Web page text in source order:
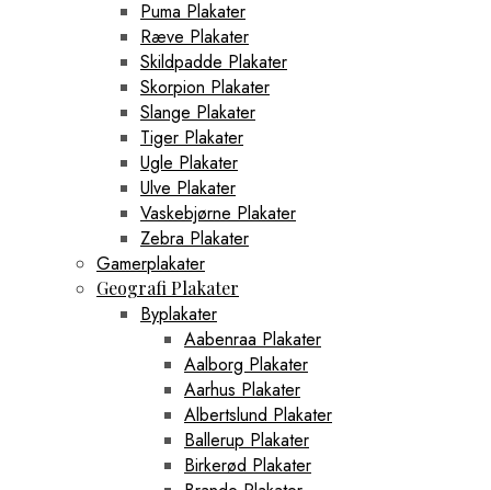
Puma Plakater
Ræve Plakater
Skildpadde Plakater
Skorpion Plakater
Slange Plakater
Tiger Plakater
Ugle Plakater
Ulve Plakater
Vaskebjørne Plakater
Zebra Plakater
Gamerplakater
Geografi Plakater
Byplakater
Aabenraa Plakater
Aalborg Plakater
Aarhus Plakater
Albertslund Plakater
Ballerup Plakater
Birkerød Plakater